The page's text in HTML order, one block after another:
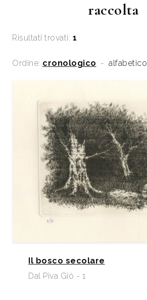
raccolta
Risultati trovati: 1
Ordine: cronologico - alfabetico
Il bosco secolare
Dal Piva Giò - 1